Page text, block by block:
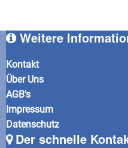
Weitere
Kontakt
Über Uns
AGB's
Impressum
Datenschutz
Der schnelle